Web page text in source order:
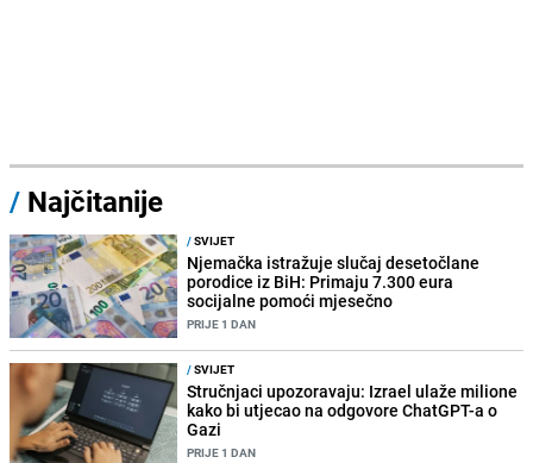
/ Najčitanije
/SVIJET
Njemačka istražuje slučaj desetočlane
porodice iz BiH: Primaju 7.300 eura
socijalne pomoći mjesečno
PRIJE 1 DAN
/SVIJET
Stručnjaci upozoravaju: Izrael ulaže milione
kako bi utjecao na odgovore ChatGPT-a o
Gazi
PRIJE 1 DAN